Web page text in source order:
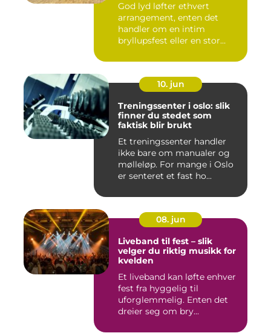
God lyd løfter ethvert
arrangement, enten det
handler om en intim
bryllupsfest eller en stor
10. jun
Treningssenter i oslo: slik
finner du stedet som
faktisk blir brukt
Et treningssenter handler
ikke bare om manualer og
mølleløp. For mange i Oslo
er senteret et fast ho...
08. jun
Liveband til fest – slik
velger du riktig musikk for
kvelden
Et liveband kan løfte enhver
fest fra hyggelig til
uforglemmelig. Enten det
dreier seg om bry...